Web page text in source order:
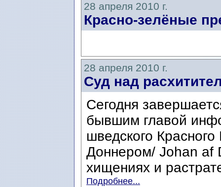
28 апреля 2010 г.
Красно-зелёные
28 апреля 2010 г.
Суд над
Сегодня
бывшим главой
шведского
Доннером/ Johan af
хищениях и
Подробнее...